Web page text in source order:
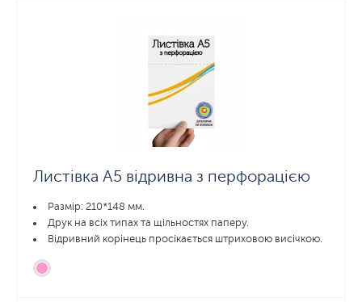
Листівка А5 відривна з перфорацією
Размір: 210*148 мм.
Друк на всіх типах та щільностях паперу.
Відривний корінець просікається штриховою висічкою.